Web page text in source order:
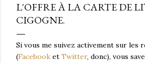
L'OFFRE À LA CARTE DE
CIGOGNE.
Si vous me suivez activement sur les
(Facebook et Twitter, donc), vous